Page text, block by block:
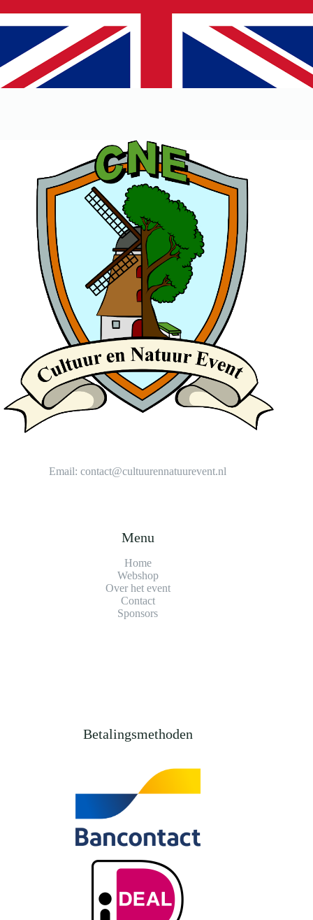
Email:contact@cultuurennatuurevent.nl
Menu
Home
Webshop
Over het event
Contact
Sponsors
Betalingsmethoden